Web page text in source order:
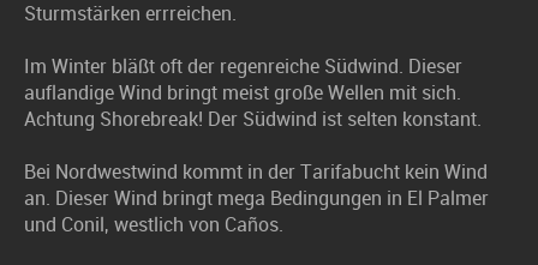
Sturmstärken errreichen.
Im Winter bläßt oft der regenreiche Südwind. Dieser
auflandige Wind bringt meist große Wellen mit sich.
Achtung Shorebreak! Der Südwind ist selten konstant.
Bei Nordwestwind kommt in der Tarifabucht kein Wind
an. Dieser Wind bringt mega Bedingungen in El Palmer
und Conil, westlich von Caños.